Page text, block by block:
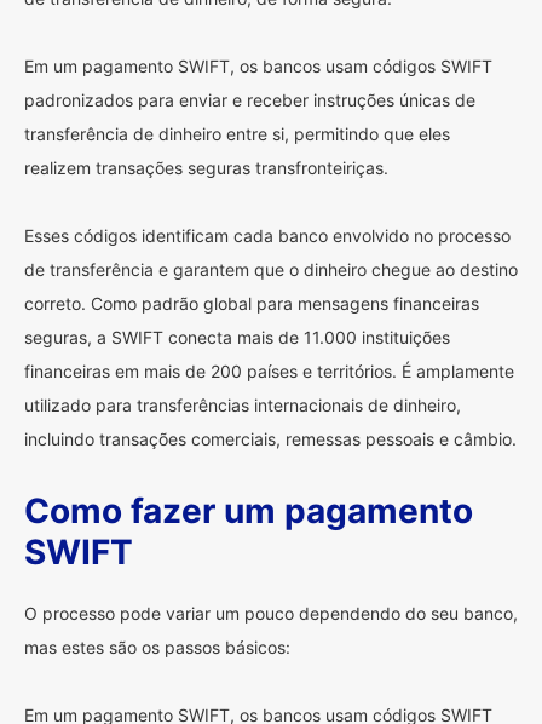
Em um pagamento SWIFT, os bancos usam códigos SWIFT
padronizados para enviar e receber instruções únicas de
transferência de dinheiro entre si, permitindo que eles
realizem transações seguras transfronteiriças.
Esses códigos identificam cada banco envolvido no processo
de transferência e garantem que o dinheiro chegue ao destino
correto. Como padrão global para mensagens financeiras
seguras, a SWIFT conecta mais de 11.000 instituições
financeiras em mais de 200 países e territórios. É amplamente
utilizado para transferências internacionais de dinheiro,
incluindo transações comerciais, remessas pessoais e câmbio.
Como fazer um pagamento
SWIFT
O processo pode variar um pouco dependendo do seu banco,
mas estes são os passos básicos:
Em um pagamento SWIFT, os bancos usam códigos SWIFT